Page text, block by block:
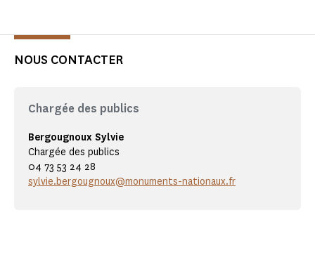
NOUS CONTACTER
Chargée des publics
Bergougnoux Sylvie
Chargée des publics
04 73 53 24 28
sylvie.bergougnoux@monuments-nationaux.fr